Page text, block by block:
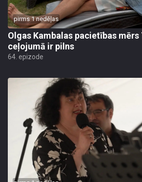
pirms 1 nedēļas
Olgas Kambalas pacietības
ceļojumā ir pilns
64. epizode